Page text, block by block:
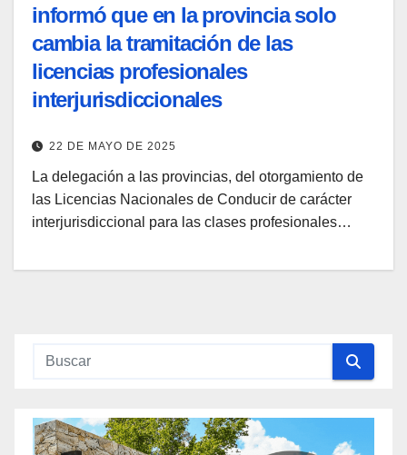
informó que en la provincia solo
cambia la tramitación de las
licencias profesionales
interjurisdiccionales
22 DE MAYO DE 2025
La delegación a las provincias, del otorgamiento de
las Licencias Nacionales de Conducir de carácter
interjurisdiccional para las clases profesionales…